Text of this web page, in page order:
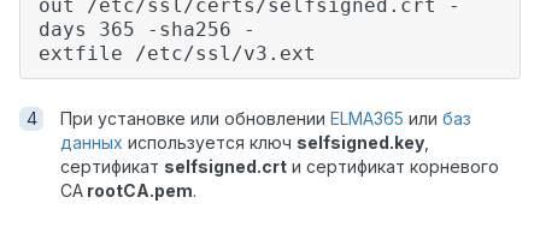
out /etc/ssl/certs/selfsigned.crt -
days 365 -sha256 -
extfile /etc/ssl/v3.ext
При установке или обновлении ELMA365 или баз
данных используется ключ selfsigned.key
сертификат selfsigned.crt и сертификат корневого
CA rootCA.pem.